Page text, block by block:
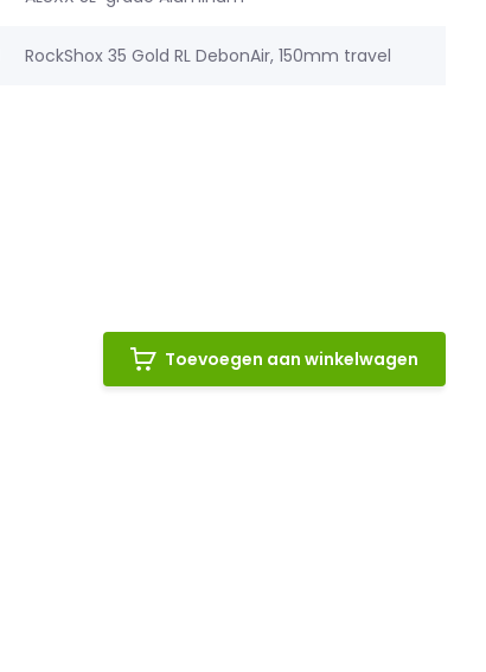
RockShox 35 Gold RL DebonAir, 150mm travel
Toevoegen aan winkelwagen